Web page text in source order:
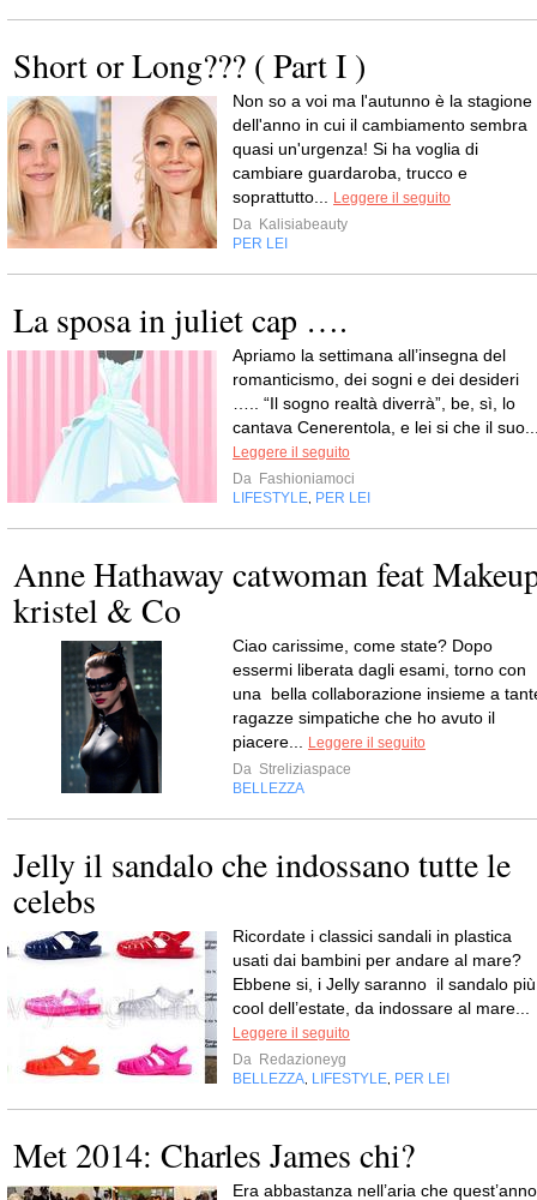
Short or Long??? ( Part I )
Non so a voi ma l'autunno è la stagione
dell'anno in cui il cambiamento sembra
quasi un'urgenza! Si ha voglia di
cambiare guardaroba, trucco e
soprattutto...
Leggere il seguito
Da Kalisiabeauty
PER LEI
La sposa in juliet cap ….
Apriamo la settimana all’insegna del
romanticismo, dei sogni e dei desideri
….. “Il sogno realtà diverrà”, be, sì, lo
cantava Cenerentola, e lei si che il
Leggere il seguito
Da Fashioniamoci
LIFESTYLE PER LEI
Anne Hathaway catwoman feat
kristel & Co
Ciao carissime, come state? Dopo
essermi liberata dagli esami, torno con
una bella collaborazione insieme a
ragazze simpatiche che ho avuto il
piacere...
Leggere il seguito
Da Streliziaspace
BELLEZZA
Jelly il sandalo che indossano tutte le
celebs
Ricordate i classici sandali in plastica
usati dai bambini per andare al mare?
Ebbene si, i Jelly saranno il sandalo più
cool dell’estate, da indossare al mare...
Leggere il seguito
Da Redazioneyg
BELLEZZA LIFESTYLE PER LEI
Met 2014: Charles James chi?
Era abbastanza nell’aria che quest’anno